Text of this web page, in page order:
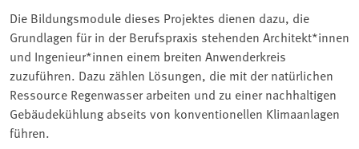
Die Bildungsmodule dieses Projektes dienen dazu, die
Grundlagen für in der Berufspraxis stehenden Architekt*innen
und Ingenieur*innen einem breiten Anwenderkreis
zuzuführen. Dazu zählen Lösungen, die mit der natürlichen
Ressource Regenwasser arbeiten und zu einer nachhaltigen
Gebäudekühlung abseits von konventionellen Klimaanlagen
führen.